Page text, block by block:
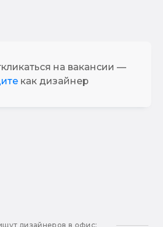
на вакансии —
как дизайнер
дизайнеров в офис: